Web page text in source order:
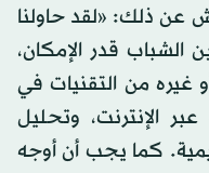
عن ذلك: «لقد حاولنا
الشباب قدر الإمكان،
من التقنيات في
الإنترنت، وتحليل
كما يجب أن أوجه